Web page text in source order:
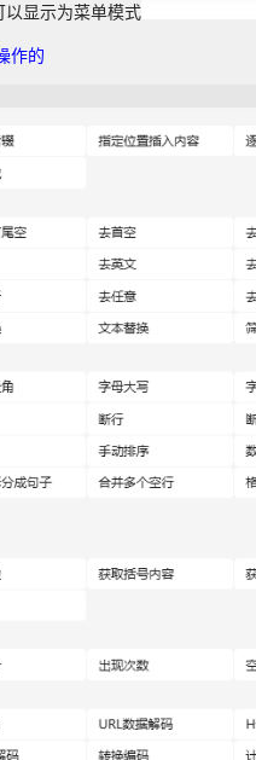
以显示为菜单模式
作的